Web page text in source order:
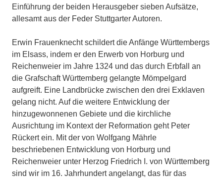
Einführung der beiden Herausgeber sieben Aufsätze,
allesamt aus der Feder Stuttgarter Autoren.
Erwin Frauenknecht schildert die Anfänge Württembergs
im Elsass, indem er den Erwerb von Horburg und
Reichenweier im Jahre 1324 und das durch Erbfall an
die Grafschaft Württemberg gelangte Mömpelgard
aufgreift. Eine Landbrücke zwischen den drei Exklaven
gelang nicht. Auf die weitere Entwicklung der
hinzugewonnenen Gebiete und die kirchliche
Ausrichtung im Kontext der Reformation geht Peter
Rückert ein. Mit der von Wolfgang Mährle
beschriebenen Entwicklung von Horburg und
Reichenweier unter Herzog Friedrich I. von Württemberg
sind wir im 16. Jahrhundert angelangt, das für das